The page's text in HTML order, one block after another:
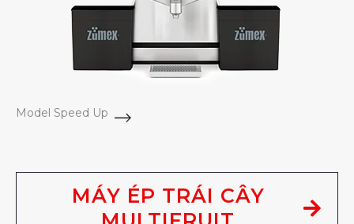
Model Speed Up
MÁY ÉP TRÁI CÂY